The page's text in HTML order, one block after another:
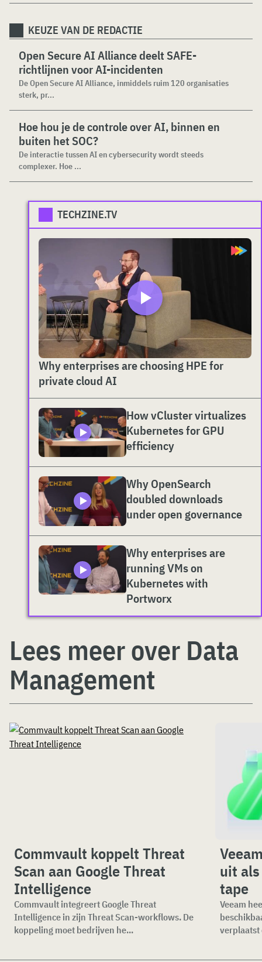
KEUZE VAN DE REDACTIE
Open Secure AI Alliance deelt SAFE-
richtlijnen voor AI-incidenten
De Open Secure AI Alliance, inmiddels ruim 120 organisaties
sterk, pr...
Hoe hou je de controle over AI, binnen en
buiten het SOC?
De interactie tussen AI en cybersecurity wordt steeds
complexer. Hoe ...
TECHZINE.TV
Why enterprises are choosing HPE for
private cloud AI
How vCluster virtualizes
Kubernetes for GPU
efficiency
Why OpenSearch
doubled downloads
under open governance
Why enterprises are
running VMs on
Kubernetes with
Portworx
Lees meer over Data
Management
Commvault koppelt Threat
Scan aan Google Threat
Intelligence
Commvault integreert Google Threat
Intelligence in zijn Threat Scan-workflows. De
koppeling moet bedrijven he...
uit
tape
Veeam
verplaatst